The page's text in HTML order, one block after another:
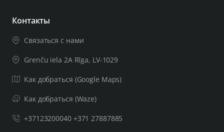
Контакты
Связаться с нами
Grenču iela 2A Rīga, LV-1029
Как добраться (Google Maps)
Как добраться (Waze)
+37123200040 +371 27887885